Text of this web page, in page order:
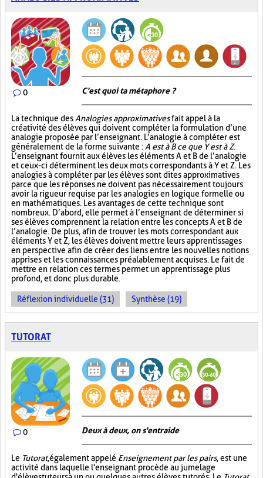
0 C'est quoi ta métaphore ?
La technique des Analogies approximativesfait appel à la
créativité des élèves qui doivent compléter la formulation d’une
analogie proposée par l’enseignant. L’analogie à compléter est
généralement de la forme suivante : A est à B ce que Y est à Z.
L’enseignant fournit aux élèves les éléments A et B de l’analogie
et ceux-ci déterminent les deux mots correspondants à Y et Z. Les
analogies à compléter par les élèves sont dites approximatives
parce que les réponses ne doivent pas nécessairement toujours
avoir la rigueur requise par les analogies en logique formelle ou
en mathématiques. Les avantages de cette technique sont
nombreux. D’abord, elle permet à l’enseignant de déterminer si
ses élèves comprennent la relation entre les concepts A et B de
l’analogie. De plus, afin de trouver les mots correspondant aux
éléments Y et Z, les élèves doivent mettre leurs apprentissages
en perspective afin de créer des liens entre les nouvelles notions
apprises et les connaissances préalablement acquises. Le fait de
mettre en relation ces termes permet un apprentissage plus
profond, et donc plus durable.
Réflexion individuelle (31) Synthèse (19)
TUTORAT
0 Deux à deux, on s'entraide
Le Tutorat, également appelé Enseignement par les pairs, est une
activité dans laquelle l'enseignant procède au jumelage